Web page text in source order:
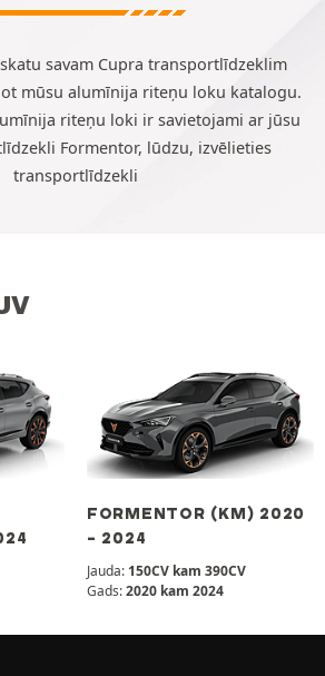
savam Cupra transportlīdzeklim
mūsu alumīnija riteņu loku katalogu.
riteņu loki ir savietojami ar jūsu
Formentor, lūdzu, izvēlieties
transportlīdzekli
FORMENTOR (KM) 2020
- 2024
Jauda: 150CV kam 390CV
Gads:2020 kam 2024